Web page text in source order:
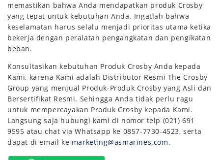
memastikan bahwa Anda mendapatkan produk Crosby
yang tepat untuk kebutuhan Anda. Ingatlah bahwa
keselamatan harus selalu menjadi prioritas utama ketika
bekerja dengan peralatan pengangkatan dan pengikatan
beban.
Konsultasikan kebutuhan Produk Crosby Anda kepada
Kami, karena Kami adalah Distributor Resmi The Crosby
Group yang menjual Produk-Produk Crosby yang Asli dan
Bersertifikat Resmi. Sehingga Anda tidak perlu ragu
untuk mempercayakan Produk Crosby kepada Kami.
Langsung saja hubungi kami di nomor telp (021) 691
9595 atau chat via Whatsapp ke 0857-7730-4523, serta
dapat di email ke marketing@asmarines.com.